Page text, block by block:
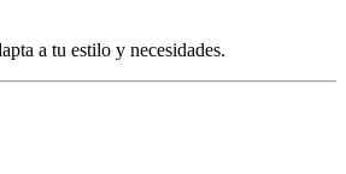
a tu estilo y necesidades.